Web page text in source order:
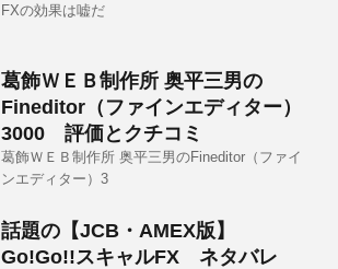
FXの効果は嘘だ
葛飾ＷＥＢ制作所 奥平三男の
Fineditor（ファインエディター）
3000 評価とクチコミ
葛飾ＷＥＢ制作所 奥平三男のFineditor（ファイ
ンエディター）3
話題の【JCB・AMEX版】
Go!Go!!スキャルFX ネタバレ